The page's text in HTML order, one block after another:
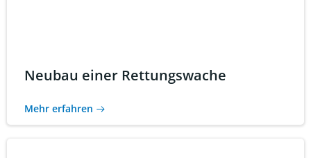
Neubau einer Rettungswache
Mehr erfahren